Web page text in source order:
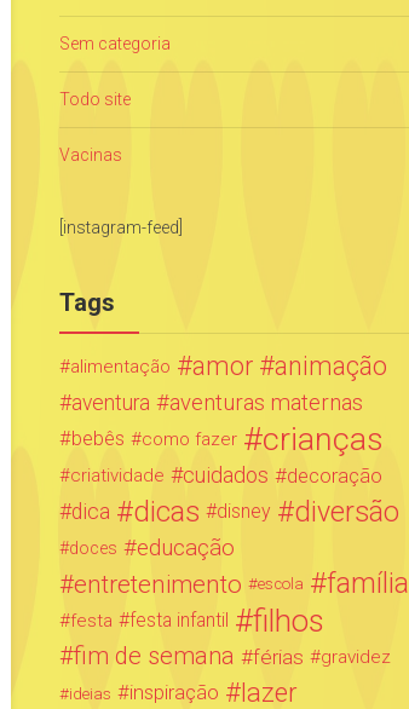
Sem categoria
Todo site
Vacinas
[instagram-feed]
Tags
alimentação amor animação
aventura aventuras maternas
bebês como fazer crianças
criatividade cuidados
decoração
dica
dicas disney diversão
doces educação
entretenimento escola família
festa festa infantil filhos
fim de semana férias gravidez
ideias inspiração lazer